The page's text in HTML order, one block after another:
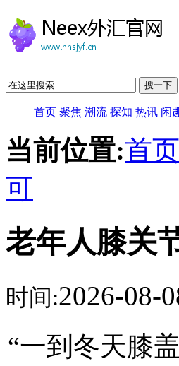
搜一下
首页 聚焦 潮流 探知 热讯 闲
当前位置:首页
可
老年人膝关
时间:2026-08-
“一到冬天膝